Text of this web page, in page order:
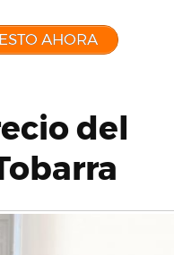
AHORA
del